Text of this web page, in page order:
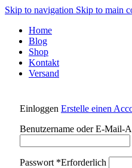
Skip to navigation Skip to main
Home
Blog
Shop
Kontakt
Versand
Einloggen Erstelle einen
Benutzername oder E-Mail-
Passwort *Erforderlich